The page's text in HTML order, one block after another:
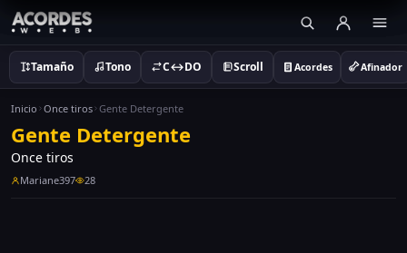
Tamaño Tono C↔DO Scroll Acordes Afinador
Inicio Once tiros Gente Detergente
Gente Detergente
Once tiros
Mariane397 28